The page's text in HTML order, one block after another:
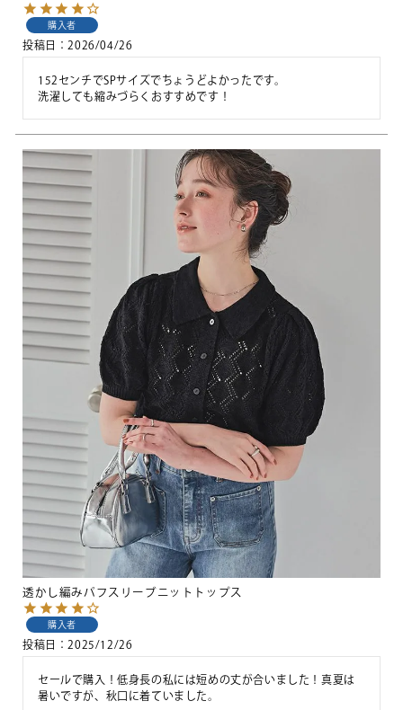
購入者
投稿日 2026/04/26
152センチでSPサイズでちょうどよかったです。
洗濯しても縮みづらくおすすめです！
透かし編みパフスリーブニットトップス
購入者
投稿日 2025/12/26
セールで購入！低身長の私には短めの丈が合いました！真夏は
暑いですが、秋口に着ていました。